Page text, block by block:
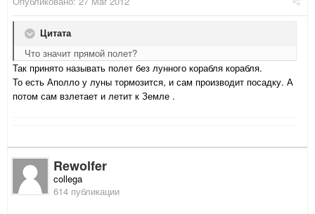
Цитата
Что значит прямой полет?
Так принято называть полет без лунного корабля корабля.
То есть Аполло у луны тормозится, и сам производит посадку. А
потом сам взлетает и летит к Земле .
Rewolfer
collega
614 публикации